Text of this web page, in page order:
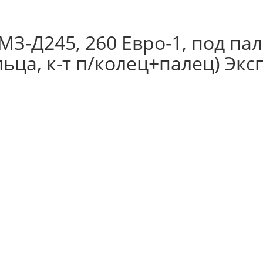
Д245, 260 Евро-1, под
к-т п/колец+палец)